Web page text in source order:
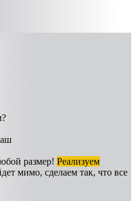
размер! Реализуем
мимо, сделаем так, что все